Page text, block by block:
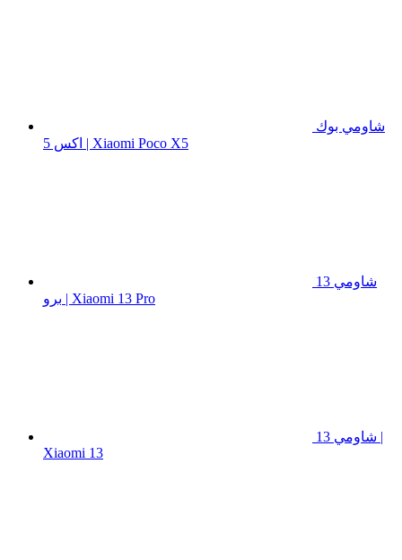
شاومي بوك
اكس 5 | Xiaomi Poco X5
شاومي 13
برو | Xiaomi 13 Pro
شاومي 13 |
Xiaomi 13